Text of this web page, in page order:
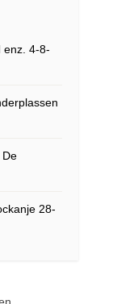
enz. 4-8-
De
28-